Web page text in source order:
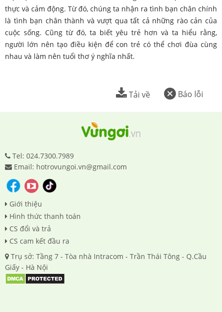
thực và cảm động. Từ đó, chúng ta nhận ra tình bạn chân chính
là tình bạn chân thành và vượt qua tất cả những rào cản của
cuộc sống. Cũng từ đó, ta biết yêu trẻ hơn và ta hiểu rằng,
người lớn nên tạo điều kiện để con trẻ có thể chơi đùa cùng
nhau và làm nên tuổi thơ ý nghĩa nhất.
Báo lỗi
Tải về
Tel: 024.7300.7989
Email: hotrovungoi.vn@gmail.com
Giới thiệu
Hình thức thanh toán
CS đổi và trả
CS cam kết đầu ra
Trụ sở: Tầng 7 - Tòa nhà Intracom - Trần Thái Tông - Q.Cầu
Giấy - Hà Nội